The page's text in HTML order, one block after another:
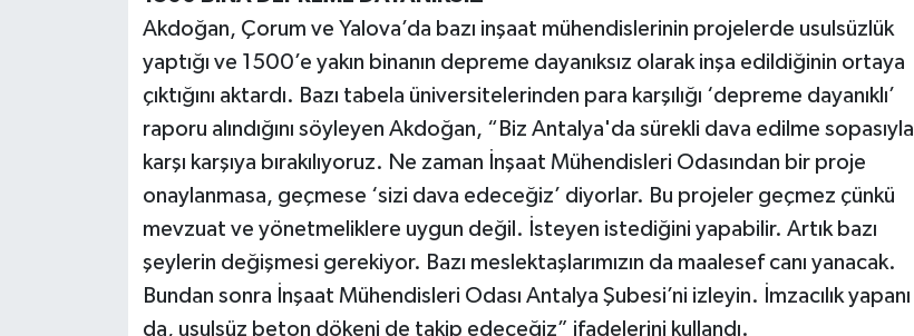
Akdoğan, Çorum ve Yalova’da bazı inşaat mühendislerinin projelerde usulsüzlük
yaptığı ve 1500’e yakın binanın depreme dayanıksız olarak inşa edildiğinin ortaya
çıktığını aktardı. Bazı tabela üniversitelerinden para karşılığı ‘depreme dayanıklı’
raporu alındığını söyleyen Akdoğan, “Biz Antalya'da sürekli dava edilme sopasıyla
karşı karşıya bırakılıyoruz. Ne zaman İnşaat Mühendisleri Odasından bir proje
onaylanmasa, geçmese ‘sizi dava edeceğiz’ diyorlar. Bu projeler geçmez çünkü
mevzuat ve yönetmeliklere uygun değil. İsteyen istediğini yapabilir. Artık bazı
şeylerin değişmesi gerekiyor. Bazı meslektaşlarımızın da maalesef canı yanacak.
Bundan sonra İnşaat Mühendisleri Odası Antalya Şubesi’ni izleyin. İmzacılık yapanı
da, usulsüz beton dökeni de takip edeceğiz” ifadelerini kullandı.